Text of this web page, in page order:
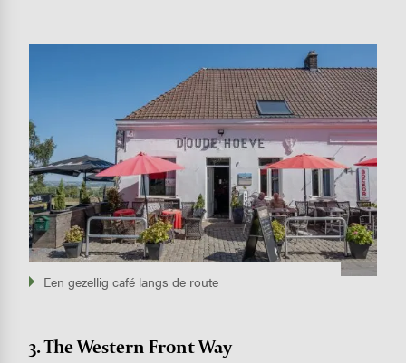
Een gezellig café langs de route
3. The Western Front Way